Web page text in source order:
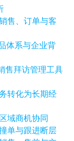
售、订单与客
体系与企业背
售拜访管理工具
转化为长期经
域商机协同
单与跟进断层